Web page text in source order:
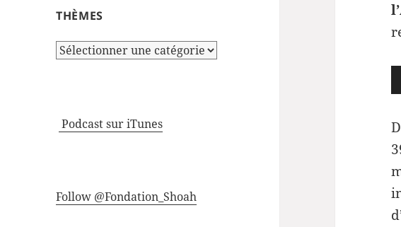
THÈMES
Thèmes
Podcast sur iTunes
Follow @Fondation_Shoah